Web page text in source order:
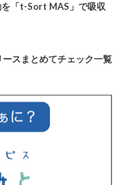
を「t-Sort MAS」で吸収
ースまとめてチェック一覧